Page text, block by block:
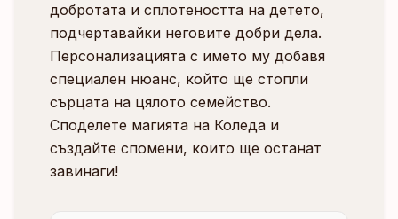
добротата и сплотеността на детето,
подчертавайки неговите добри дела.
Персонализацията с името му добавя
специален нюанс, който ще стопли
сърцата на цялото семейство.
Споделете магията на Коледа и
създайте спомени, които ще останат
завинаги!